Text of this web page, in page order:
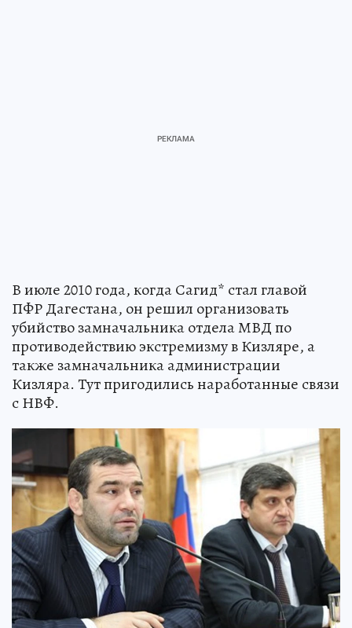
В июле 2010 года, когда Сагид* стал главой
ПФР Дагестана, он решил организовать
убийство замначальника отдела МВД по
противодействию экстремизму в Кизляре, а
также замначальника администрации
Кизляра. Тут пригодились наработанные связи
с НВФ.